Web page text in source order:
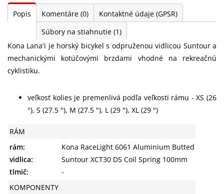
Popis Komentáre (0)
Kontaktné údaje (GPSR)
Súbory na stiahnutie (1)
Kona Lana'i je horský bicykel s odpruženou vidlicou Suntour a
mechanickými kotúčovými brzdami vhodné na rekreačnú
cyklistiku.
veľkosť kolies je premenlivá podľa veľkosti rámu - XS (26
"), S (27.5 "), M (27.5 "), L (29 "), XL (29 ")
RÁM
rám:
vidlica:
tlmič:
Kona RaceLight 6061 Aluminium Butted
Suntour XCT30 DS Coil Spring 100mm
-
KOMPONENTY